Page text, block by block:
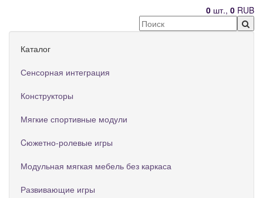
0 шт., 0 RUB
Каталог
Сенсорная интеграция
Конструкторы
Мягкие спортивные модули
Cюжетно-ролевые игры
Модульная мягкая мебель без каркаса
Развивающие игры